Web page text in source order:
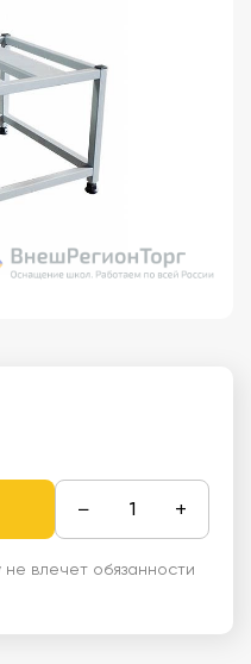
− +
влечет обязанности